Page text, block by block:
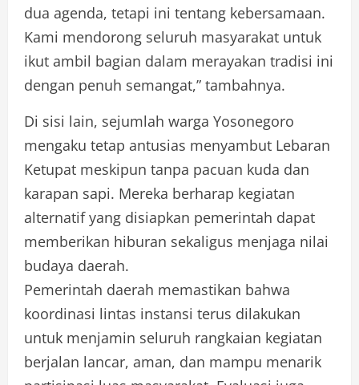
dua agenda, tetapi ini tentang kebersamaan.
Kami mendorong seluruh masyarakat untuk
ikut ambil bagian dalam merayakan tradisi ini
dengan penuh semangat,” tambahnya.
Di sisi lain, sejumlah warga Yosonegoro
mengaku tetap antusias menyambut Lebaran
Ketupat meskipun tanpa pacuan kuda dan
karapan sapi. Mereka berharap kegiatan
alternatif yang disiapkan pemerintah dapat
memberikan hiburan sekaligus menjaga nilai
budaya daerah.
Pemerintah daerah memastikan bahwa
koordinasi lintas instansi terus dilakukan
untuk menjamin seluruh rangkaian kegiatan
berjalan lancar, aman, dan mampu menarik